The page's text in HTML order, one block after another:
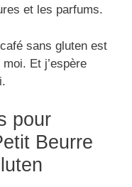
et les parfums.
sans gluten est
Et j’espère
pour
Beurre